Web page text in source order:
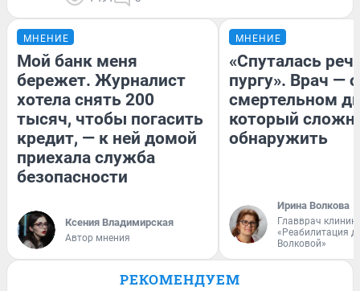
МНЕНИЕ
Мой банк меня
бережет. Журналист
хотела снять 200
тысяч, чтобы погасить
кредит, — к ней домой
приехала служба
безопасности
Ксения Владимирская
Автор мнения
МНЕНИЕ
«Спуталась
пургу». Врач — о
смертельном
который
обнаружить
Ирина Волкова
Главврач
«Реабилитация
Волковой»
РЕКОМЕНДУЕМ